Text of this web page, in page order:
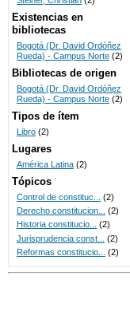
Existencias en
bibliotecas
Bogotá (Dr. David Ordóñez
Rueda) - Campus Norte (2)
Bibliotecas de origen
Bogotá (Dr. David Ordóñez
Rueda) - Campus Norte (2)
Tipos de ítem
Libro (2)
Lugares
América Latina (2)
Tópicos
Control de constituc...
(2)
Derecho constitucion...
(2)
Historia constitucio... (2)
Jurisprudencia const...
(2)
Reformas constitucio...
(2)